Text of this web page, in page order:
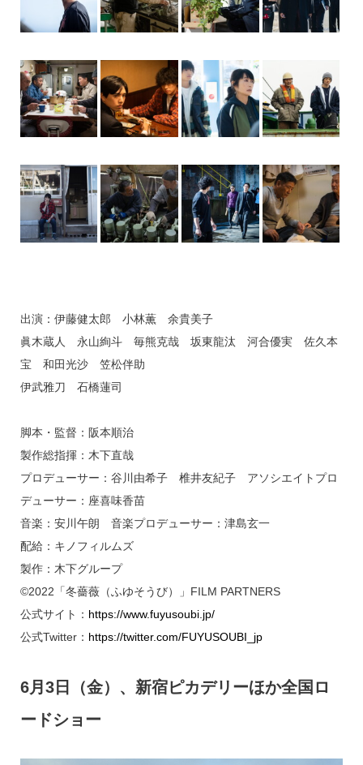
出演：伊藤健太郎 小林薫 余貴美子
眞木蔵人 永山絢斗 毎熊克哉 坂東龍汰 河合優実 佐久本
宝 和田光沙 笠松伴助
伊武雅刀 石橋蓮司
脚本・監督：阪本順治
製作総指揮：木下直哉
プロデューサー：谷川由希子 椎井友紀子 アソシエイトプロ
デューサー：座喜味香苗
音楽：安川午朗 音楽プロデューサー：津島玄一
配給：キノフィルムズ
製作：木下グループ
©2022「冬薔薇（ふゆそうび）」FILM PARTNERS
公式サイト： https://www.fuyusoubi.jp/
公式Twitter： https://twitter.com/FUYUSOUBI_jp
6月3日（金）、新宿ピカデリーほか全国ロ
ードショー